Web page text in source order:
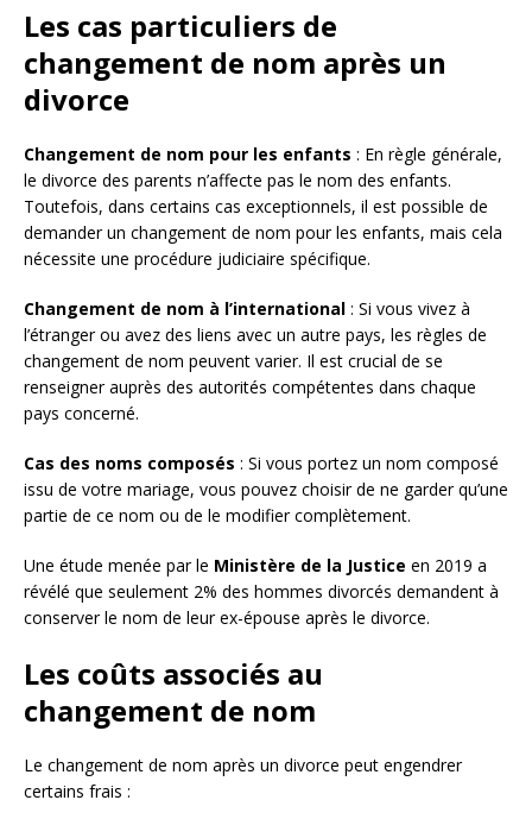
Les cas particuliers de
changement de nom après un
divorce
Changement de nom pour les enfants : En règle générale,
le divorce des parents n’affecte pas le nom des enfants.
Toutefois, dans certains cas exceptionnels, il est possible de
demander un changement de nom pour les enfants, mais cela
nécessite une procédure judiciaire spécifique.
Changement de nom à l’international : Si vous vivez à
l’étranger ou avez des liens avec un autre pays, les règles de
changement de nom peuvent varier. Il est crucial de se
renseigner auprès des autorités compétentes dans chaque
pays concerné.
Cas des noms composés : Si vous portez un nom composé
issu de votre mariage, vous pouvez choisir de ne garder qu’une
partie de ce nom ou de le modifier complètement.
Une étude menée par le Ministère de la Justice en 2019 a
révélé que seulement 2% des hommes divorcés demandent à
conserver le nom de leur ex-épouse après le divorce.
Les coûts associés au
changement de nom
Le changement de nom après un divorce peut engendrer
certains frais :